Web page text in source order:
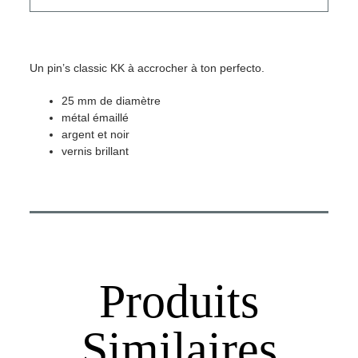
Un pin’s classic KK à accrocher à ton perfecto.
25 mm de diamètre
métal émaillé
argent et noir
vernis brillant
Produits